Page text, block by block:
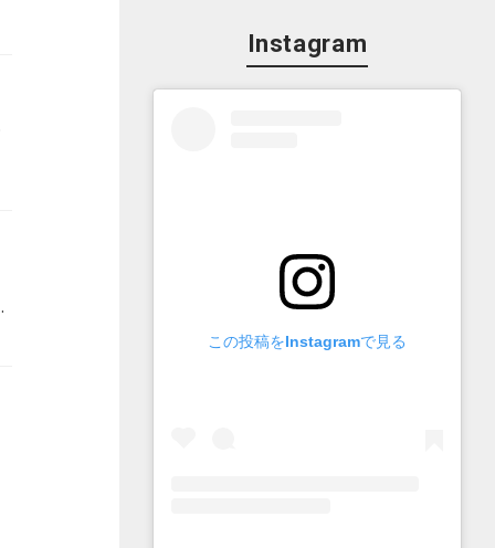
剛平さんは語った。三好さんは今の時代にこそぜひ見てほしい一本として推薦したい映画とのことだ。
Instagram
この投稿をInstagramで見る